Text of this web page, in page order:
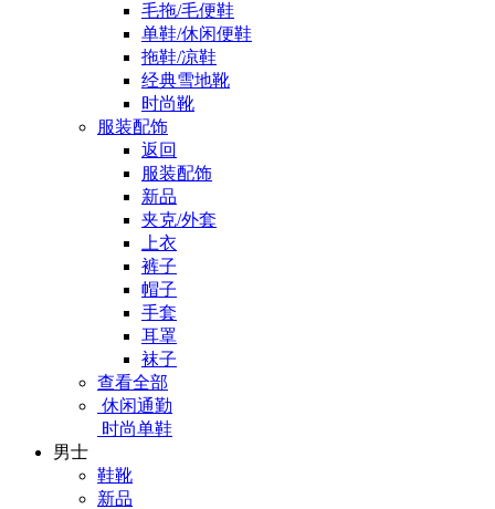
毛拖/毛便鞋
单鞋/休闲便鞋
拖鞋/凉鞋
经典雪地靴
时尚靴
服装配饰
返回
服装配饰
新品
夹克/外套
上衣
裤子
帽子
手套
耳罩
袜子
查看全部
休闲通勤
时尚单鞋
男士
鞋靴
新品